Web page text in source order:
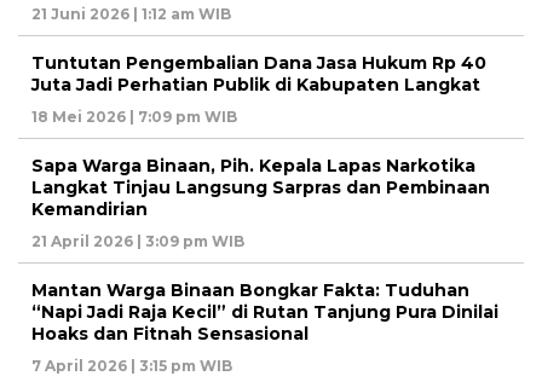
21 Juni 2026 | 1:12 am WIB
Tuntutan Pengembalian Dana Jasa Hukum Rp 40
Juta Jadi Perhatian Publik di Kabupaten Langkat
18 Mei 2026 | 7:09 pm WIB
Sapa Warga Binaan, Pih. Kepala Lapas Narkotika
Langkat Tinjau Langsung Sarpras dan Pembinaan
Kemandirian
21 April 2026 | 3:09 pm WIB
Mantan Warga Binaan Bongkar Fakta: Tuduhan
“Napi Jadi Raja Kecil” di Rutan Tanjung Pura Dinilai
Hoaks dan Fitnah Sensasional
7 April 2026 | 3:15 pm WIB